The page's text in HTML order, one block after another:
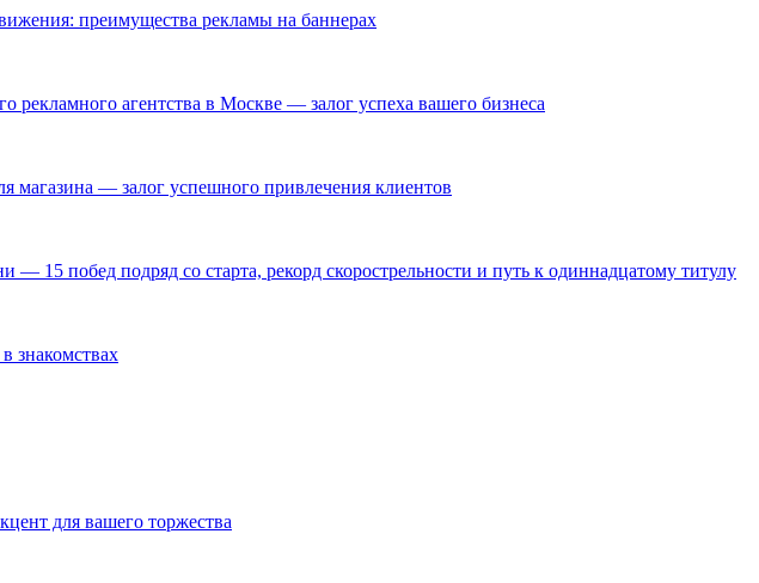
преимущества рекламы на баннерах
рекламного агентства в Москве — залог успеха вашего бизнеса
магазина — залог успешного привлечения клиентов
15 побед подряд со старта, рекорд скорострельности и путь к одиннадцатому титулу
знакомствах
для вашего торжества